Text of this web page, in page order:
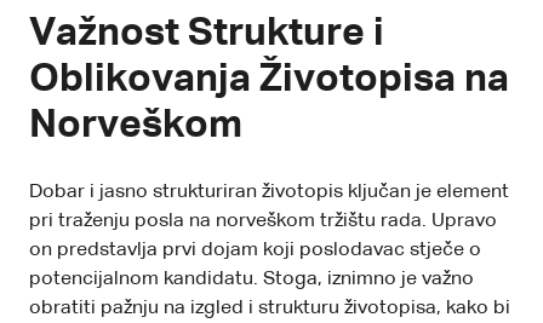
Važnost Strukture i
Oblikovanja Životopisa na
Norveškom
Dobar i jasno strukturiran životopis ključan je element
pri traženju posla na norveškom tržištu rada. Upravo
on predstavlja prvi dojam koji poslodavac stječe o
potencijalnom kandidatu. Stoga, iznimno je važno
obratiti pažnju na izgled i strukturu životopisa, kako bi